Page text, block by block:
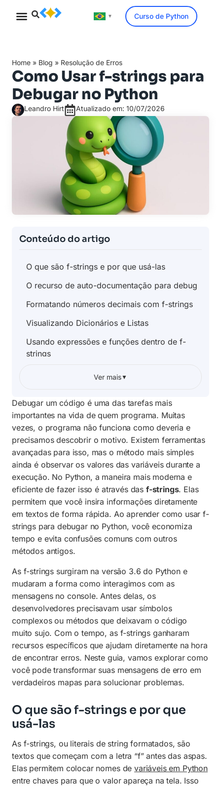
▼ Curso de Python
Home » Blog » Resolução de Erros
Como Usar f-strings para
Debugar no Python
Leandro Hirt Atualizado em: 10/07/2026
Debugar um código é uma das tarefas mais
importantes na vida de quem programa. Muitas
vezes, o programa não funciona como deveria e
precisamos descobrir o motivo. Existem ferramentas
avançadas para isso, mas o método mais simples
ainda é observar os valores das variáveis durante a
execução. No Python, a maneira mais moderna e
eficiente de fazer isso é através das f-strings. Elas
permitem que você insira informações diretamente
em textos de forma rápida. Ao aprender como usar f-
strings para debugar no Python, você economiza
tempo e evita confusões comuns com outros
métodos antigos.
As f-strings surgiram na versão 3.6 do Python e
mudaram a forma como interagimos com as
mensagens no console. Antes delas, os
desenvolvedores precisavam usar símbolos
complexos ou métodos que deixavam o código
muito sujo. Com o tempo, as f-strings ganharam
recursos específicos que ajudam diretamente na hora
de encontrar erros. Neste guia, vamos explorar como
você pode transformar suas mensagens de erro em
verdadeiros mapas para solucionar problemas.
O que são f-strings e por que
usá-las
As f-strings, ou literais de string formatados, são
textos que começam com a letra “f” antes das aspas.
Elas permitem colocar nomes devariáveis em Python
entre chaves para que o valor apareça na tela. Isso
Conteúdo do artigo
O que são f-strings e por que usá-las
O recurso de auto-documentação para debug
Formatando números decimais com f-strings
Visualizando Dicionários e Listas
Usando expressões e funções dentro de f-
strings
A importância dos comentários durante o
Comparando f-strings com o método
format()
Lidando com datas e horas no debug
Debugando Loops com f-strings
Tratando erros e exceções
Diferença entre debugar em tela e em
arquivos
Aprimorando suas habilidades de
programação
Perguntas Frequentes (FAQ)
Ver mais▼